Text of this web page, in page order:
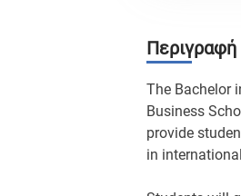
The Bachelor
Business
provide
in